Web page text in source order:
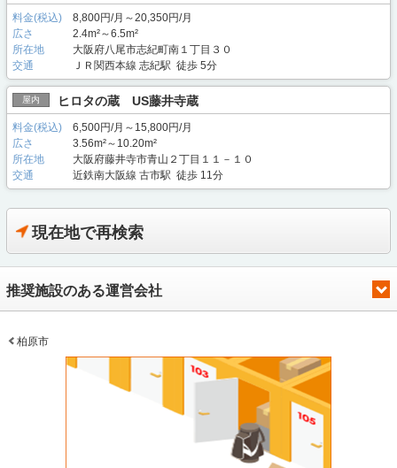
料金(税込)
8,800円/月～20,350円/月
広さ
2.4m²～6.5m²
所在地
大阪府八尾市志紀町南１丁目３０
交通
ＪＲ関西本線 志紀駅 徒歩 5分
屋内 ヒロタの蔵 US藤井寺蔵
料金(税込)
6,500円/月～15,800円/月
広さ
3.56m²～10.20m²
所在地
大阪府藤井寺市青山２丁目１１－１０
交通
近鉄南大阪線 古市駅 徒歩 11分
現在地で再検索
推奨施設のある運営会社
柏原市